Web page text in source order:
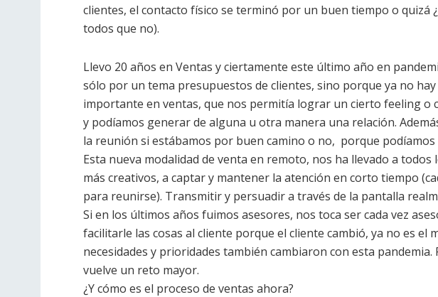
clientes, el contacto físico se terminó por un buen tiempo o quizá
todos que no).
Llevo 20 años en Ventas y ciertamente este último año en
sólo por un tema presupuestos de clientes, sino porque ya no
importante en ventas, que nos permitía lograr un cierto feeling o
y podíamos generar de alguna u otra manera una relación.
la reunión si estábamos por buen camino o no, porque
Esta nueva modalidad de venta en remoto, nos ha llevado a
más creativos, a captar y mantener la atención en corto tiempo
para reunirse). Transmitir y persuadir a través de la pantalla
Si en los últimos años fuimos asesores, nos toca ser cada vez
facilitarle las cosas al cliente porque el cliente cambió, ya no es el
necesidades y prioridades también cambiaron con esta pandemia.
vuelve un reto mayor.
¿Y cómo es el proceso de ventas ahora?